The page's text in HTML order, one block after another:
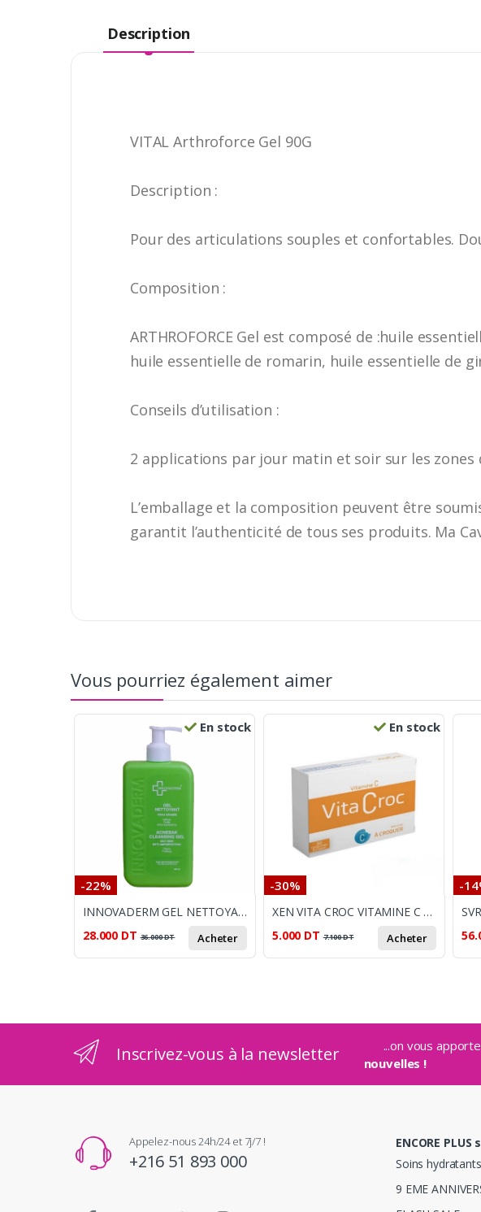
Description
VITAL Arthroforce Gel 90G
Description :
Pour des articulations souples et confortables.
Composition :
ARTHROFORCE Gel est composé de :huile
huile essentielle de romarin, huile essentielle de
Conseils d’utilisation :
2 applications par jour matin et soir sur les zones
L’emballage et la composition peuvent être
garantit l’authenticité de tous ses produits. Ma
Vous pourriez également aimer
En stock
-22%
INNOVADERM GEL NETTOYANT PEAU GRASSE ANTI IMPERFECTION 380ML
28.000 DT 36.000DT Acheter
En stock
-30%
XEN VITA CROC VITAMINE C 20 COMPRIMES A CROQUER
5.000 DT 7.100DT Acheter
-
Inscrivez-vous à la newsletter ...on vous
nouvelles !
Appelez-nous 24h/24 et 7j/7 !
+216 51 893 000
ENCORE
Soins
9 EME